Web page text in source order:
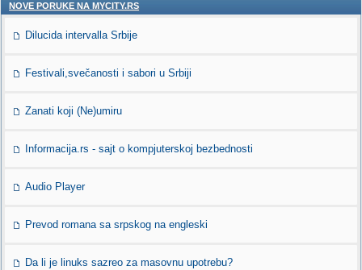
NOVE PORUKE NA MYCITY.RS
Dilucida intervalla Srbije
Festivali,svečanosti i sabori u Srbiji
Zanati koji (Ne)umiru
Informacija.rs - sajt o kompjuterskoj bezbednosti
Audio Player
Prevod romana sa srpskog na engleski
Da li je linuks sazreo za masovnu upotrebu?